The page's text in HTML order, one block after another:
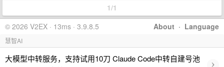
1/1
About · Language
© 2026 V2EX · 13ms · 3.9.8.5
慧智AI
大模型中转服务，支持试用10刀 Claude Code中转自建号池
›